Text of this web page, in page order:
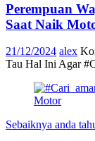
Perempuan
Saat Naik
21/12/2024 alex
Tau Hal Ini Agar
Sebaiknya anda